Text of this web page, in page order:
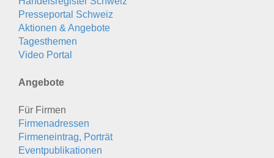
Presseportal Schweiz
Aktionen & Angebote
Tagesthemen
Video Portal
Angebote
Für Firmen
Firmenadressen
Firmeneintrag, Porträt
Eventpublikationen